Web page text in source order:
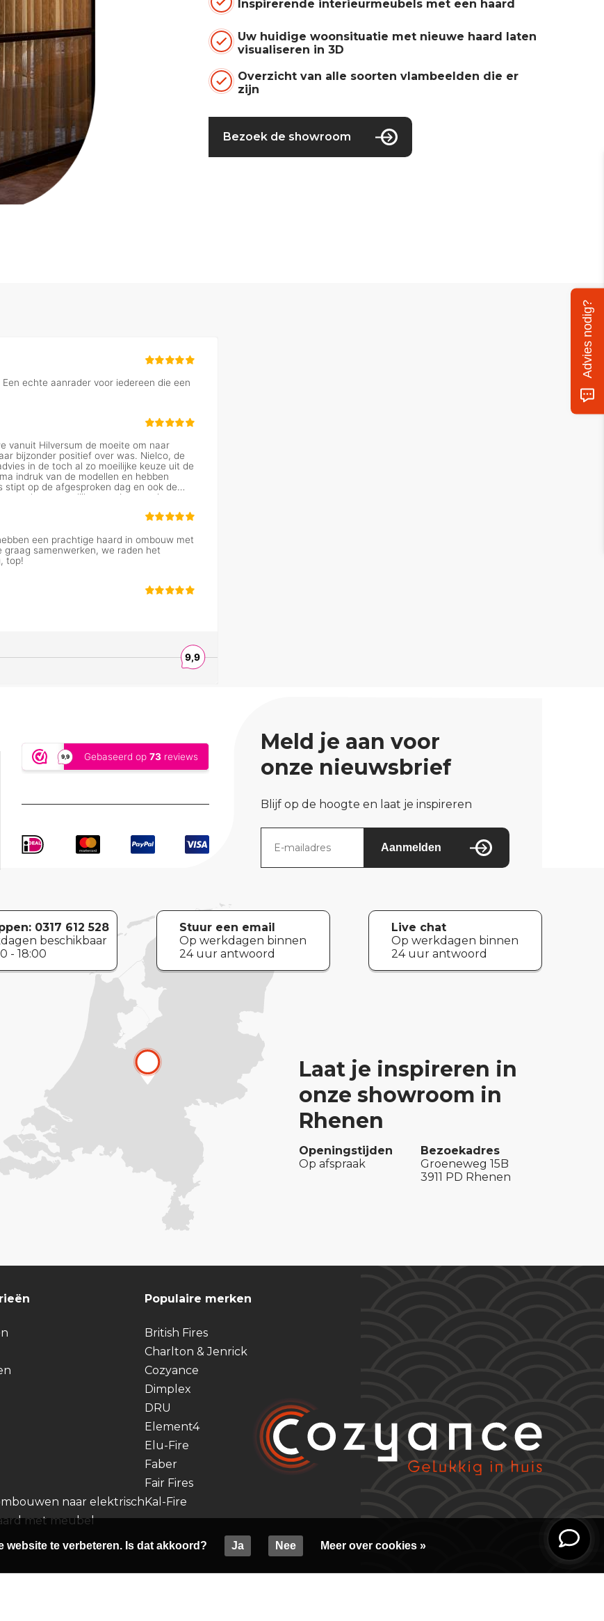
Inspirerende interieurmeubels met een haard
Uw huidige woonsituatie met nieuwe haard laten
visualiseren in 3D
Overzicht van alle soorten vlambeelden die er
zijn
Bezoek de showroom
Meld je aan voor
onze nieuwsbrief
Blijf op de hoogte en laat je inspireren
Aanmelden
0317 612 528
beschikbaar
- 18:00
Stuur een email
Op werkdagen binnen
24 uur antwoord
Live chat
Op werkdagen binnen
24 uur antwoord
Laat je inspireren in
onze showroom in
Rhenen
Openingstijden
Op afspraak
Bezoekadres
Groeneweg 15B
3911 PD Rhenen
naar elektrisch
met meubel
Populaire merken
British Fires
Charlton & Jenrick
Cozyance
Dimplex
DRU
Element4
Elu-Fire
Faber
Fair Fires
Kal-Fire
website te verbeteren. Is dat akkoord? Ja Nee Meer over cookies »
Advies nodig?